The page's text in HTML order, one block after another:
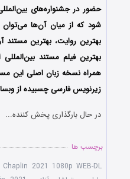
شود که از میان آن‌ها می‌توان
بهترین روایت، بهترین مستند
بهترین فیلم مستند
همراه نسخه زبان اصلی این
زیرنویس فارسی چسبیده از
در حال بارگذاری پخش کننده...
برچسب ها
2021 1080p WEB-DL